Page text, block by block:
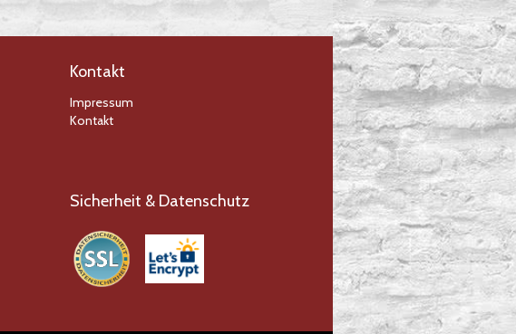
Kontakt
Impressum
Kontakt
Sicherheit & Datenschutz